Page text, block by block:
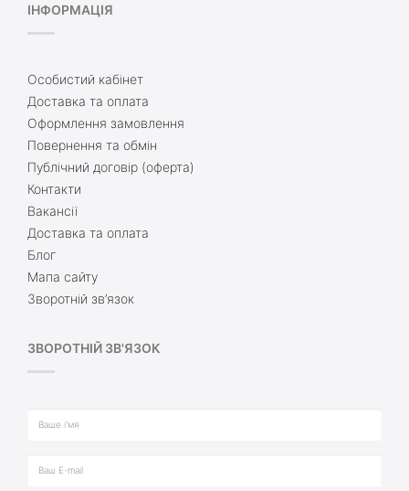
ІНФОРМАЦІЯ
Особистий кабінет
Доставка та оплата
Оформлення замовлення
Повернення та обмін
Публічний договір (оферта)
Контакти
Вакансії
Доставка та оплата
Блог
Мапа сайту
Зворотній зв’язок
ЗВОРОТНІЙ ЗВ'ЯЗОК